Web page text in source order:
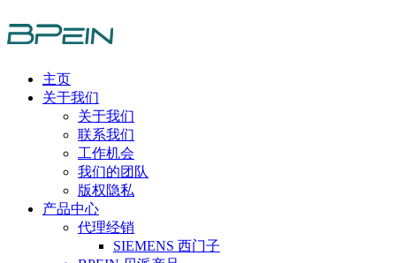
主页
关于我们
关于我们
联系我们
工作机会
我们的团队
版权隐私
产品中心
代理经销
SIEMENS 西门子